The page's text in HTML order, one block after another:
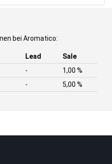
bei Aromatico:
Lead
Sale
-
1,00 %
- 5,00 %